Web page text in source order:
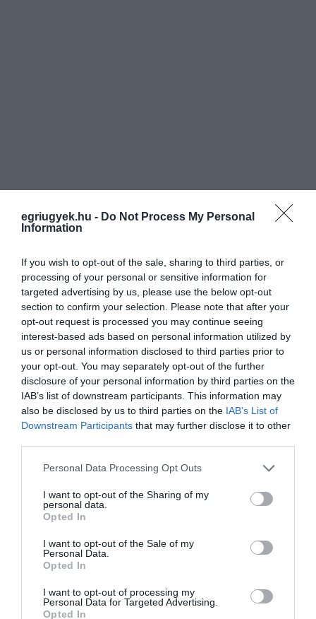
egriugyek.hu - Do Not Process My Personal
Information
If you wish to opt-out of the sale, sharing to third parties, or
processing of your personal or sensitive information for
targeted advertising by us, please use the below opt-out
section to confirm your selection. Please note that after your
opt-out request is processed you may continue seeing
interest-based ads based on personal information utilized by
us or personal information disclosed to third parties prior to
your opt-out. You may separately opt-out of the further
disclosure of your personal information by third parties on the
IAB’s list of downstream participants. This information may
also be disclosed by us to third parties on the IAB’s List of
Downstream Participants that may further disclose it to other
Please note that this website/app uses one or more Google
not limited to your visit or usage behaviour. You may click to
grant or deny consent to Google and its third-party tags to
use your data for below specified purposes in below Google
consent section.
Personal Data Processing Opt Outs
I want to opt-out of the Sharing of my
personal data.
Opted In
I want to opt-out of the Sale of my
Personal Data.
Opted In
I want to opt-out of processing my
Personal Data for Targeted Advertising.
Opted In
Forrás: Magyar Vöröskereszt Heves
Ne maradjon le a legfrissebb hírekről, kövessen
bennünket az EGRI ÜGYEK Google Hírek oldalán!
VISSZA A FŐOLDALRA
TANULJ NÉMETÜL OTTHONRÓL: A
DIGITÁLIS TANULÁS ELŐNYEI